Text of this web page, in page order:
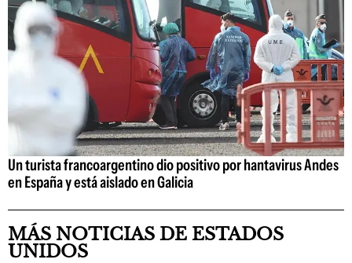
Un turista francoargentino dio positivo por hantavirus Andes
en España y está aislado en Galicia
MÁS NOTICIAS DE ESTADOS
UNIDOS